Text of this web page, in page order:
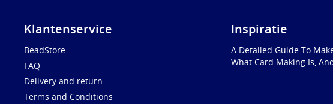
Klantenservice
BeadStore
FAQ
Delivery and return
Terms and Conditions
Inspiratie
A Detailed Guide To
What Card Making Is,